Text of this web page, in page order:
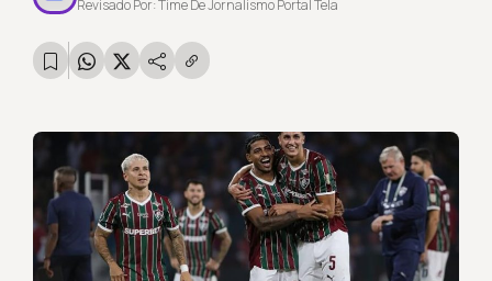
Revisado Por: Time De Jornalismo Portal Tela